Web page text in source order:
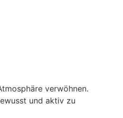
verwöhnen.
und aktiv zu